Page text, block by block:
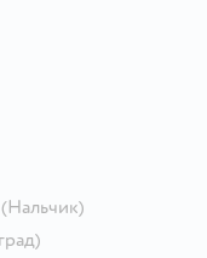
(Нальчик)